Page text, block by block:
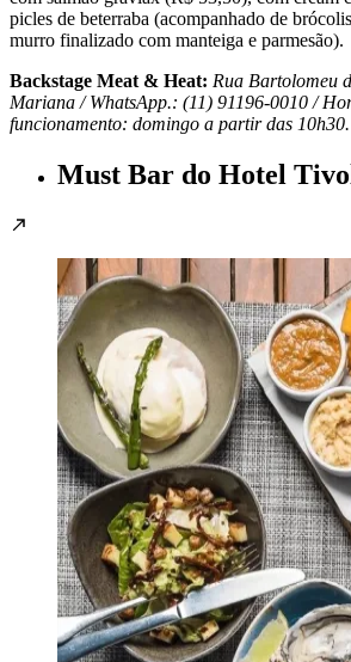
picles de beterraba (acompanhado de
murro finalizado com manteiga e parmesão).
Backstage Meat & Heat: Rua Bartolomeu
Mariana / WhatsApp.: (11) 91196-0010 /
funcionamento: domingo a partir das 10h30.
Must Bar do Hotel